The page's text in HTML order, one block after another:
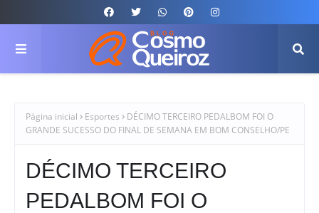
Página inicial Esportes
DÉCIMO TERCEIRO PEDALBOM FOI O
GRANDE SUCESSO DO FINAL DE SEMANA EM BOM CONSELHO/PE
DÉCIMO TERCEIRO
PEDALBOM FOI O